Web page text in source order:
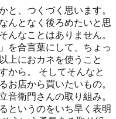
と、つくづく思います。
んとなく後ろめたいと思
んなことはありません。
を合言葉にして、ちょっ
上におカネを使うこと
から。 そしてそんなと
お店から買いたいもの。
音衛門さんの取り組み。
というのをいち早く表明